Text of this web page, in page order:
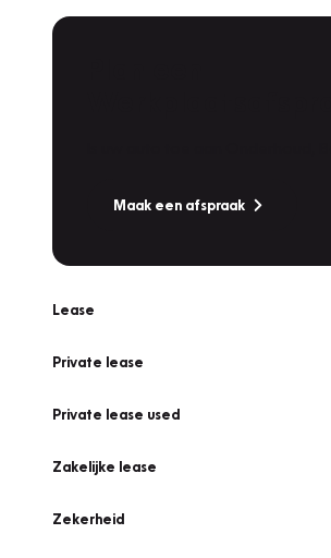
Maak een afspraak
Lease
Private lease
Private lease used
Zakelijke lease
Zekerheid